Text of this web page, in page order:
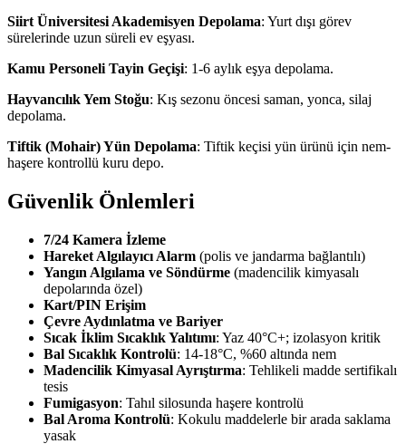
Siirt Üniversitesi Akademisyen Depolama: Yurt dışı görev
sürelerinde uzun süreli ev eşyası.
Kamu Personeli Tayin Geçişi: 1-6 aylık eşya depolama.
Hayvancılık Yem Stoğu: Kış sezonu öncesi saman, yonca, silaj
depolama.
Tiftik (Mohair) Yün Depolama: Tiftik keçisi yün ürünü için nem-
haşere kontrollü kuru depo.
Güvenlik Önlemleri
7/24 Kamera İzleme
Hareket Algılayıcı Alarm (polis ve jandarma bağlantılı)
Yangın Algılama ve Söndürme (madencilik kimyasalı
depolarında özel)
Kart/PIN Erişim
Çevre Aydınlatma ve Bariyer
Sıcak İklim Sıcaklık Yalıtımı: Yaz 40°C+; izolasyon kritik
Bal Sıcaklık Kontrolü: 14-18°C, %60 altında nem
Madencilik Kimyasal Ayrıştırma: Tehlikeli madde sertifikalı
tesis
Fumigasyon: Tahıl silosunda haşere kontrolü
Bal Aroma Kontrolü: Kokulu maddelerle bir arada saklama
yasak